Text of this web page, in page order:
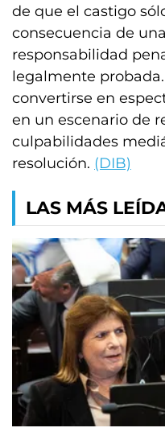
de que el castigo
consecuencia de
responsabilidad
legalmente
convertirse en
en un escenario de
culpabilidades
resolución. (DIB)
LAS MÁS